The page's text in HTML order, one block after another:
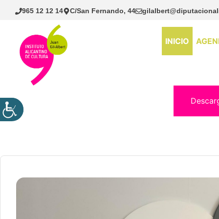
Saltar
965 12 12 14 C/San Fernando, 44
INICIO